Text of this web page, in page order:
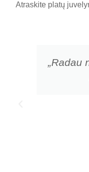
Atraskite platų
„Radau